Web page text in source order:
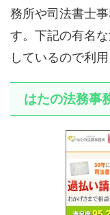
務所や司法書士
す。下記の有名
しているので利
はたの法務事